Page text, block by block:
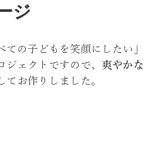
ジ
ての子どもを笑顔にしたい」
ジェクトですので、 爽やかな
てお作りしました。